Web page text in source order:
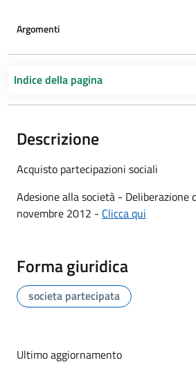
Argomenti
Indice della pagina
Descrizione
Acquisto partecipazioni sociali
Adesione alla società - Deliberazione
novembre 2012 - Clicca qui
Forma giuridica
societa partecipata
Ultimo aggiornamento